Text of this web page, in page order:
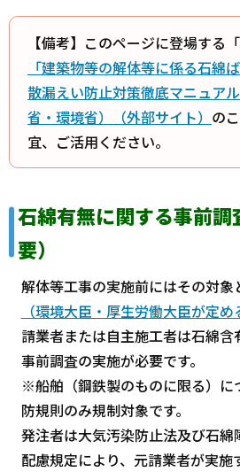
【備考】このページに登場する
「建築物等の解体等に係る石綿
散漏えい防止対策徹底マニュア
省・環境省）（外部サイト） の
宜、ご活用ください。
石綿有無に関する事前調
要）
解体等工事の実施前にはその対象
（環境大臣・厚生労働大臣が定め
請業者または自主施工者は石綿含
事前調査の実施が必要です。
※船舶（鋼鉄製のものに限る）に
防規則のみ規制対象です。
発注者は大気汚染防止法及び石綿
配慮規定により、元請業者が実施